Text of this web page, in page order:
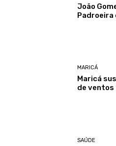
João
Padroeira
MARICÁ
Maricá
de
SAÚDE